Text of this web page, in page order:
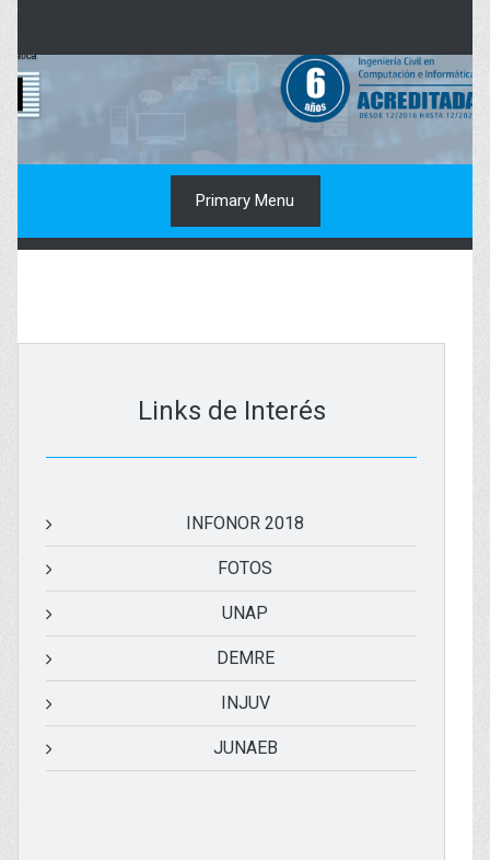
content
Primary Menu
Links de Interés
INFONOR 2018
FOTOS
UNAP
DEMRE
INJUV
JUNAEB